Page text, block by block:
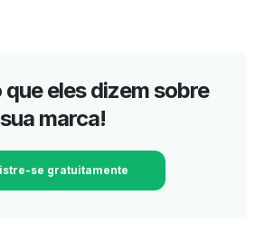
eles dizem sobre
sua marca!
se gratuitamente